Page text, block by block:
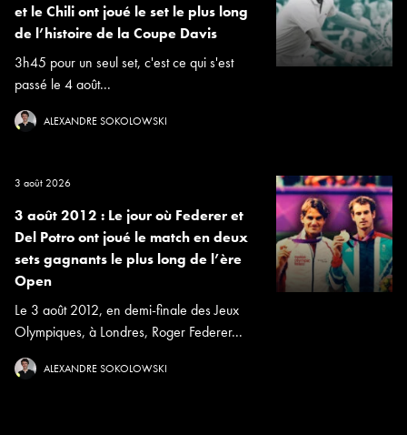
et le Chili ont joué le set le plus long
de l’histoire de la Coupe Davis
3h45 pour un seul set, c'est ce qui s'est
passé le 4 août...
ALEXANDRE SOKOLOWSKI
3 août 2026
3 août 2012 : Le jour où Federer et
Del Potro ont joué le match en deux
sets gagnants le plus long de l’ère
Open
Le 3 août 2012, en demi-finale des Jeux
Olympiques, à Londres, Roger Federer...
ALEXANDRE SOKOLOWSKI